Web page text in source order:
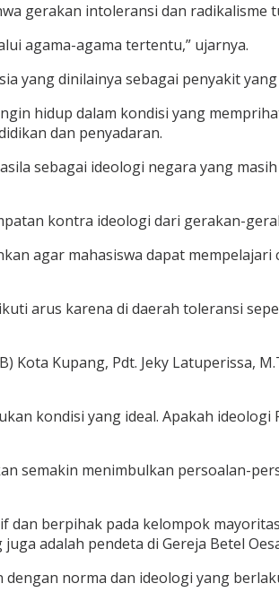
gerakan intoleransi dan
agama-agama tertentu,” ujarnya.
yang dinilainya sebagai penyakit
hidup dalam kondisi yang
dan penyadaran.
sebagai ideologi negara yang
kontra ideologi dari gerakan-
agar mahasiswa dapat
arus karena di daerah toleransi
Kota Kupang, Pdt. Jeky Latuperissa,
kondisi yang ideal. Apakah ideologi
semakin menimbulkan persoalan-
berpihak pada kelompok
adalah pendeta di Gereja Betel
norma dan ideologi yang